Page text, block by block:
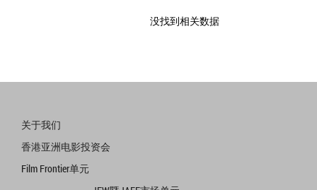
没找到相关数据
关于我们
香港亚洲电影投资会
Film Frontier单元